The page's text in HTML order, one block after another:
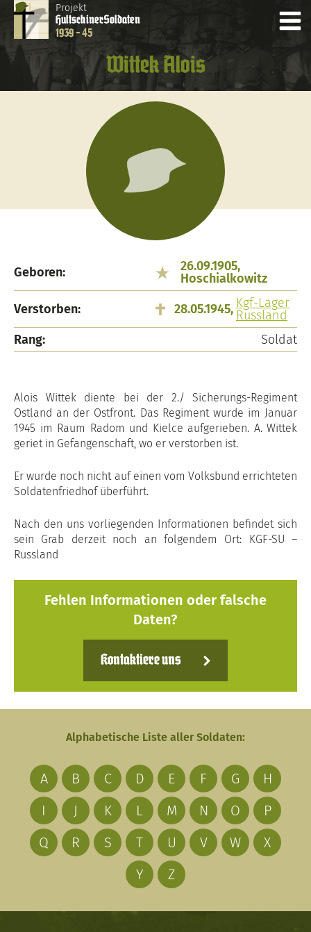
Projekt
HultschinerSoldaten
1939 - 45
Wittek Alois
Geboren:
26.09.1905,
Hoschialkowitz
Verstorben:
28.05.1945, Kgf-Lager
Russland
Rang:
Soldat
Alois Wittek diente bei der 2./ Sicherungs-Regiment
Ostland an der Ostfront. Das Regiment wurde im Januar
1945 im Raum Radom und Kielce aufgerieben. A. Wittek
geriet in Gefangenschaft, wo er verstorben ist.
Er wurde noch nicht auf einen vom Volksbund errichteten
Soldatenfriedhof überführt.
Nach den uns vorliegenden Informationen befindet sich
sein Grab derzeit noch an folgendem Ort: KGF-SU –
Russland
Fehlen Informationen oder falsche
Daten?
Kontaktiere uns
Alphabetische Liste aller Soldaten:
A B C D E F G
H
I
J K L M N O
P
Q
R S T U V W
X
Y
Z